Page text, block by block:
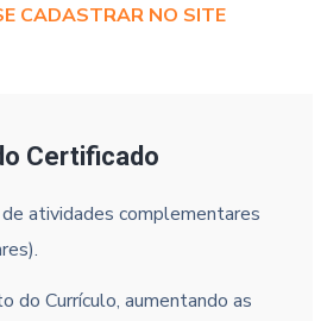
CADASTRAR NO SITE
Certificado
atividades complementares
do Currículo, aumentando as